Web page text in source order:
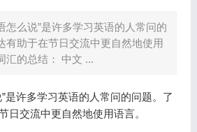
怎么说”是许多学习英语的人常问的
有助于在节日交流中更自然地使用
汇的总结： 中文 ...
是许多学习英语的人常问的问题。了
日交流中更自然地使用语言。